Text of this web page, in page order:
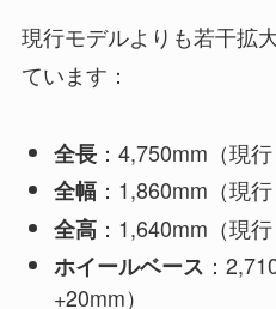
現行モデルよりも若干拡
ています：
全長：4,750mm（現行
全幅：1,860mm（現行
全高：1,640mm（現行
ホイールベース ：
+20mm）